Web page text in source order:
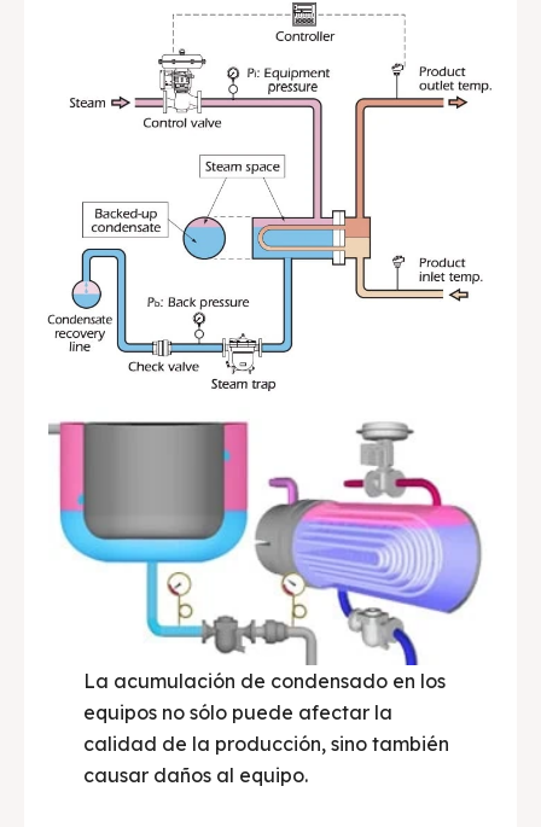
La acumulación de condensado en los
equipos no sólo puede afectar la
calidad de la producción, sino también
causar daños al equipo.